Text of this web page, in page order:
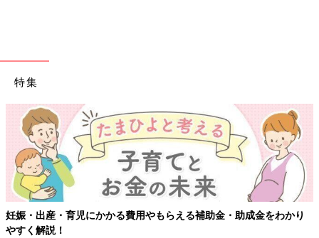
特集
妊娠・出産・育児にかかる費用やもらえる補助金・助成金をわかり
やすく解説！